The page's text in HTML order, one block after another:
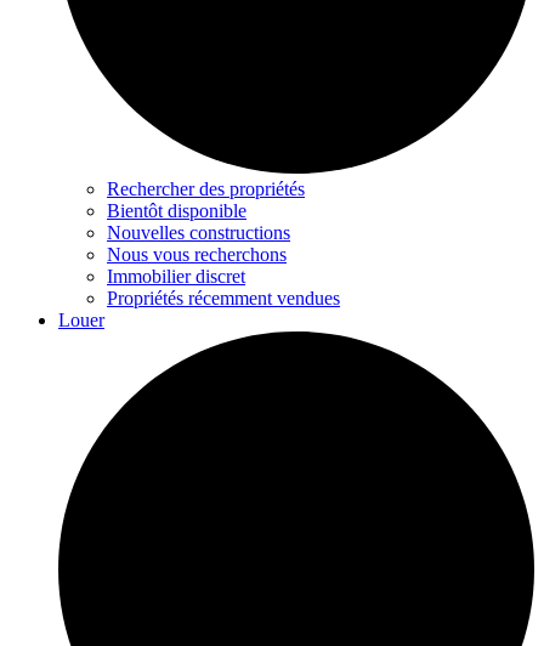
Rechercher des propriétés
Bientôt disponible
Nouvelles constructions
Nous vous recherchons
Immobilier discret
Propriétés récemment vendues
Louer